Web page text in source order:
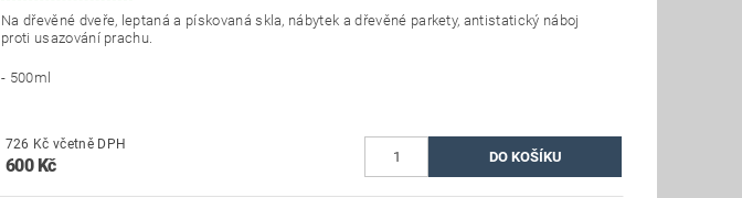
Na dřevěné dveře, leptaná a pískovaná skla, nábytek a dřevěné parkety, antistatický náboj
proti usazování prachu.
- 500ml
726 Kč včetně DPH
600 Kč